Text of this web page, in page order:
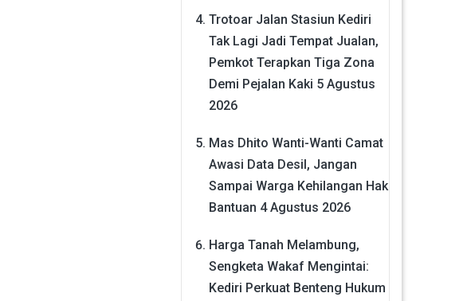
Trotoar Jalan Stasiun Kediri
Tak Lagi Jadi Tempat Jualan,
Pemkot Terapkan Tiga Zona
Demi Pejalan Kaki 5 Agustus
2026
Mas Dhito Wanti-Wanti Camat
Awasi Data Desil, Jangan
Sampai Warga Kehilangan Hak
Bantuan 4 Agustus 2026
Harga Tanah Melambung,
Sengketa Wakaf Mengintai:
Kediri Perkuat Benteng Hukum